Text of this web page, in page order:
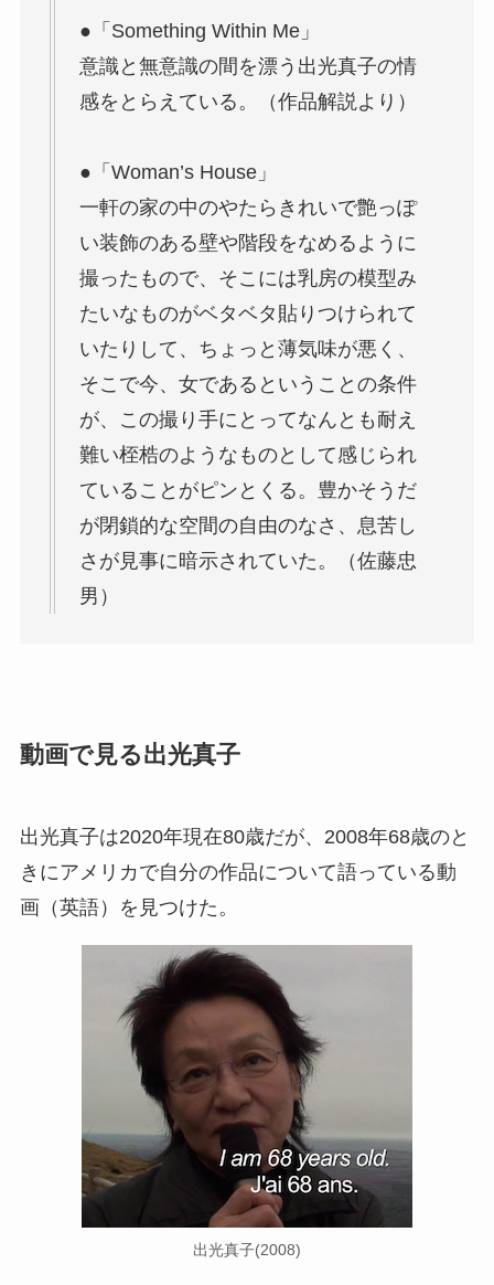
●「Something Within Me」
意識と無意識の間を漂う出光真子の情
感をとらえている。（作品解説より）
●「Woman’s House」
一軒の家の中のやたらきれいで艶っぽ
い装飾のある壁や階段をなめるように
撮ったもので、そこには乳房の模型み
たいなものがベタベタ貼りつけられて
いたりして、ちょっと薄気味が悪く、
そこで今、女であるということの条件
が、この撮り手にとってなんとも耐え
難い桎梏のようなものとして感じられ
ていることがピンとくる。豊かそうだ
が閉鎖的な空間の自由のなさ、息苦し
さが見事に暗示されていた。（佐藤忠
男）
動画で見る出光真子
出光真子は2020年現在80歳だが、2008年68歳のと
きにアメリカで自分の作品について語っている動
画（英語）を見つけた。
出光真子(2008)